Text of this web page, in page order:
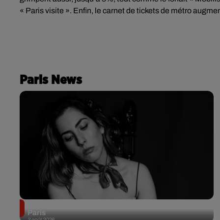
« Paris visite ». Enfin, le carnet de tickets de métro
Paris News
Paris